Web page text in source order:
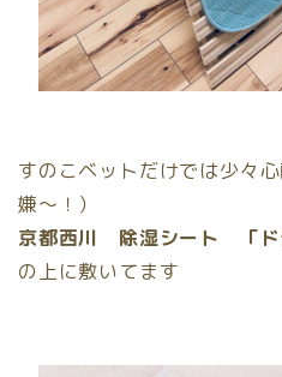
すのこベットだけでは少々
嫌〜！）
京都西川 除湿シート 「ド
の上に敷いてます